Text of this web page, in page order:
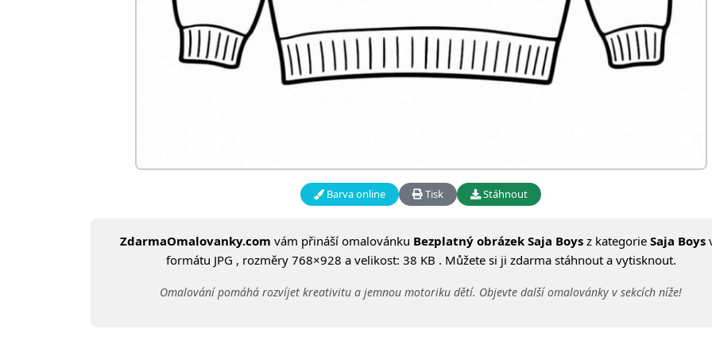
Barva online Tisk Stáhnout
ZdarmaOmalovanky.com vám přináší omalovánku Bezplatný obrázek Saja Boys z kategorie Saja Boys
formátu JPG , rozměry 768×928 a velikost: 38 KB . Můžete si ji zdarma stáhnout a vytisknout.
Omalování pomáhá rozvíjet kreativitu a jemnou motoriku dětí. Objevte další omalovánky v sekcích níže!